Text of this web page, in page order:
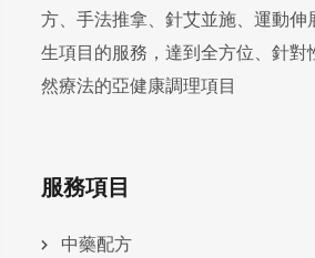
方、手法推拿、針艾並施、運動伸
生項目的服務，達到全方位、針對
然療法的亞健康調理項目
服務項目
中藥配方